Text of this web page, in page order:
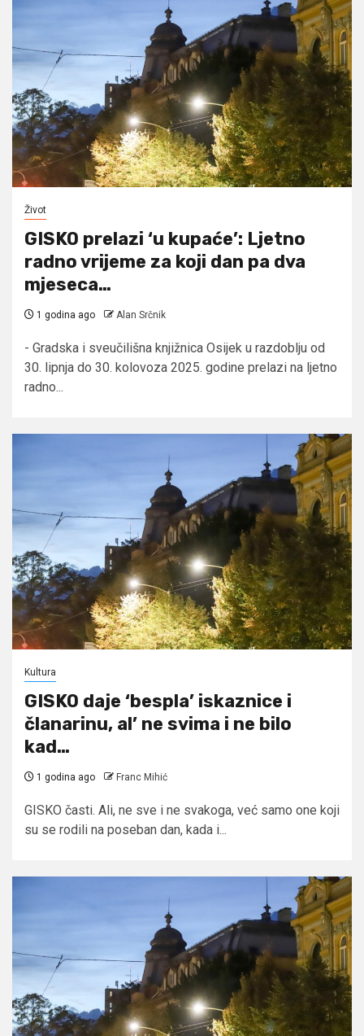
Život
GISKO prelazi ‘u kupaće’: Ljetno
radno vrijeme za koji dan pa dva
mjeseca…
1 godina ago Alan Srčnik
- Gradska i sveučilišna knjižnica Osijek u razdoblju od
30. lipnja do 30. kolovoza 2025. godine prelazi na ljetno
radno...
Kultura
GISKO daje ‘bespla’ iskaznice i
članarinu, al’ ne svima i ne bilo
kad…
1 godina ago Franc Mihić
GISKO časti. Ali, ne sve i ne svakoga, već samo one koji
su se rodili na poseban dan, kada i...